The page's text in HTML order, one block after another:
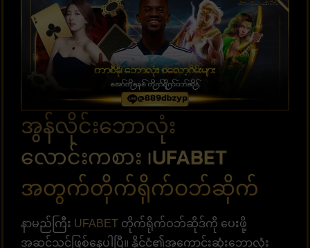
အွန်လိုင်းဘောလုံး
လောင်းကစား ၊UFABET
အတွက်တိုက်ရိုက်ဝဘ်ဆိုက်
နာမည်ကြီး UFABET တိုက်ရိုက်ဝဘ်ဆိုဒ်ကို ပေးဖို့
အဆင်သင့်ဖြစ်နေပါပြီ။ နိုင်ငံ၏အကောင်းဆုံးဘောလုံး